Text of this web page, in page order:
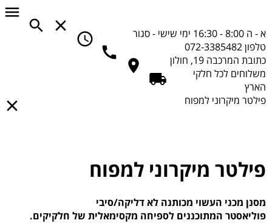
א - ה 8:00 - 16:30
ימי שישי - סגור
טלפון072-3385482
כתובת המרכבה 19, חולון
משלוחים לכל חלקי
הארץ
פילטר מיקרוני למפוח
פילטר מיקרוני למפוח
מסנן מכני העשוי מכותנה לא דליקה/סיבי
פוליאסטר המתוכננים לספיחה מקסימאלית של חלקיקים.